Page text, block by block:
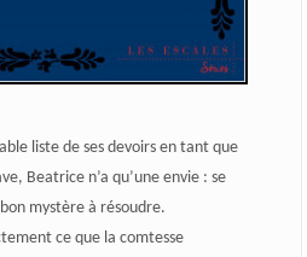
liste de ses devoirs en tant que
Beatrice n’a qu’une envie : se
mystère à résoudre.
ce que la comtesse